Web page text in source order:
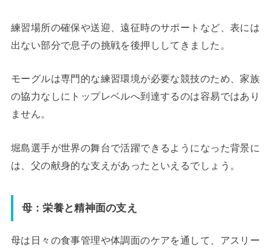
練習場所の確保や送迎、遠征時のサポートなど、表には
出ない部分で息子の挑戦を後押ししてきました。
モーグルは専門的な練習環境が必要な競技のため、家族
の協力なしにトップレベルへ到達するのは容易ではあり
ません。
堀島選手が世界の舞台で活躍できるようになった背景に
は、父の献身的な支えがあったといえるでしょう。
母：栄養と精神面の支え
母は日々の食事管理や体調面のケアを通して、アスリー